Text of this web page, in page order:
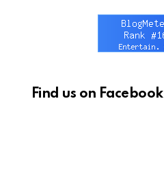
Find us on Facebook